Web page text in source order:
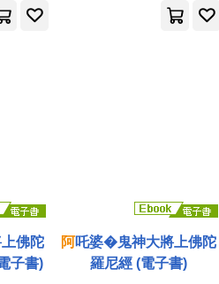
佛陀
子書)
阿吒婆�鬼神大將上佛陀
羅尼經 (電子書)